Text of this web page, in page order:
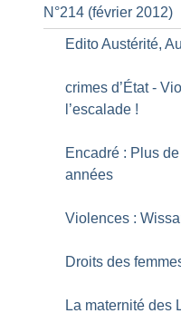
N°214 (février 2012)
Edito Austérité,
crimes d’État -
l’escalade !
Encadré : Plus
années
Violences :
Droits des
La maternité des